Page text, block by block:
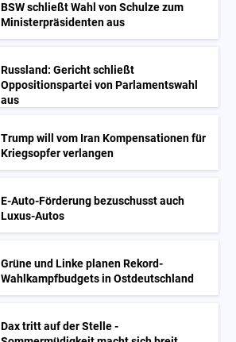
BSW schließt Wahl von Schulze zum
Ministerpräsidenten aus
Russland: Gericht schließt
Oppositionspartei von Parlamentswahl
aus
Trump will vom Iran Kompensationen für
Kriegsopfer verlangen
E-Auto-Förderung bezuschusst auch
Luxus-Autos
Grüne und Linke planen Rekord-
Wahlkampfbudgets in Ostdeutschland
Dax tritt auf der Stelle -